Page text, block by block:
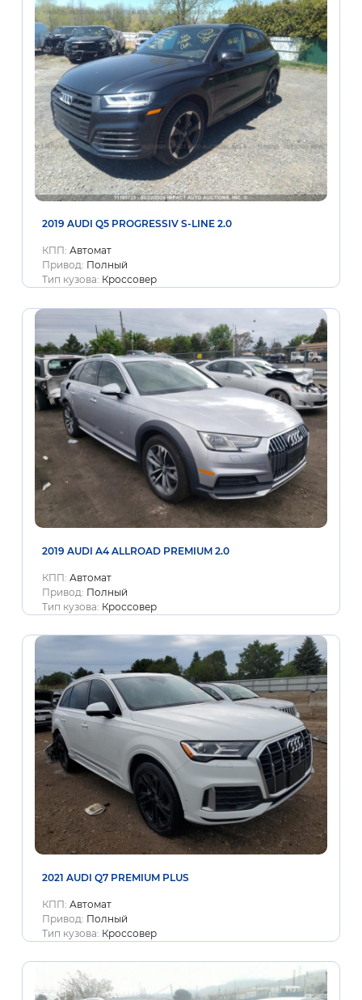
2019 AUDI Q5 PROGRESSIV S-LINE 2.0
КПП: Автомат
Привод: Полный
Тип кузова: Кроссовер
2019 AUDI A4 ALLROAD PREMIUM 2.0
КПП: Автомат
Привод: Полный
Тип кузова: Кроссовер
2021 AUDI Q7 PREMIUM PLUS
КПП: Автомат
Привод: Полный
Тип кузова: Кроссовер